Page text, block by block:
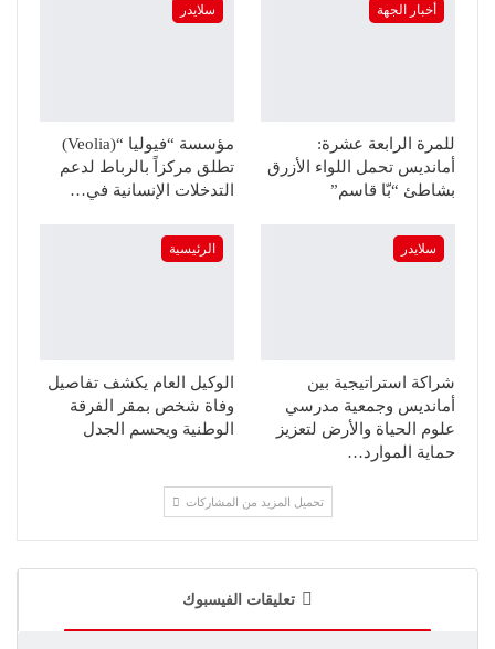
أخبار الجهة
للمرة الرابعة عشرة:
أمانديس تحمل اللواء الأزرق
بشاطئ “بّا قاسم”
سلايدر
مؤسسة “فيوليا “(Veolia)
تطلق مركزاً بالرباط لدعم
التدخلات الإنسانية في…
سلايدر
شراكة استراتيجية بين
أمانديس وجمعية مدرسي
علوم الحياة والأرض لتعزيز
حماية الموارد…
الرئيسية
الوكيل العام يكشف تفاصيل
وفاة شخص بمقر الفرقة
الوطنية ويحسم الجدل
تحميل المزيد من المشاركات
تعليقات الفيسبوك